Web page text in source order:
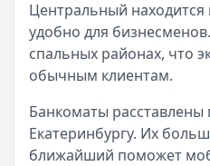
Центральный
удобно для
спальных районах, что
обычным клиентам.
Банкоматы расставлены
Екатеринбургу. Их
ближайший поможет